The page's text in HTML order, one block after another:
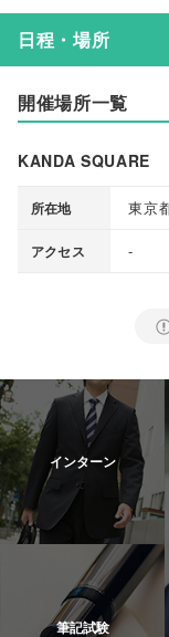
日程・場所
開催場所一覧
KANDA SQUARE
所在地 東京
アクセス -
インターン
筆記試験